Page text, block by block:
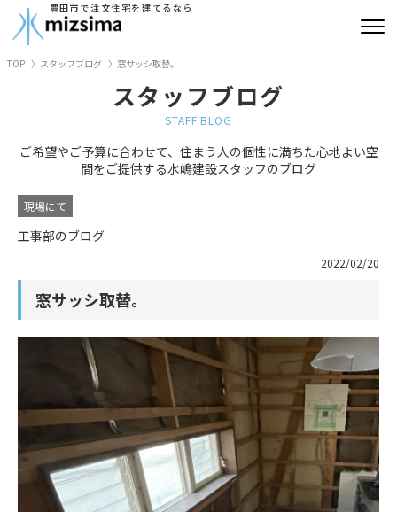
豊田市で注文住宅を建てるなら
リフォーム
古民家再生
会社情報
よくあるご質問
ニュース
イベント情報
TOP スタッフブログ 窓サッシ取替。
スタッフブログ
STAFF BLOG
ご希望やご予算に合わせて、住まう人の個性に満ちた心地よい空
間をご提供する水嶋建設スタッフのブログ
現場にて
工事部のブログ
2022/02/20
窓サッシ取替。